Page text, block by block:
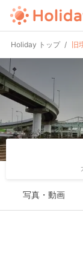
Holiday トップ 旧
写真・動画